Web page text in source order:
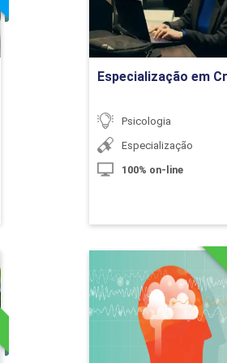
10h
60h
10h
10h
10h
Especialização em
Psicologia
Especialização
100% on-line
Ir para
Detalhes